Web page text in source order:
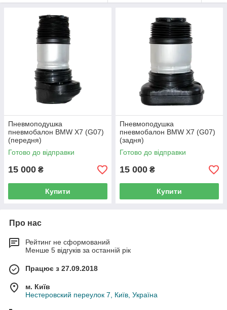
Пневмоподушка
пневмобалон BMW X7 (G07)
(передня)
Готово до відправки
15 000 ₴
Купити
Пневмоподушка
пневмобалон BMW X7 (G07)
(задня)
Готово до відправки
15 000 ₴
Купити
Про нас
Рейтинг не сформований
Менше 5 відгуків за останній рік
Працює з 27.09.2018
м. Київ
Нестеровский переулок 7, Київ, Україна